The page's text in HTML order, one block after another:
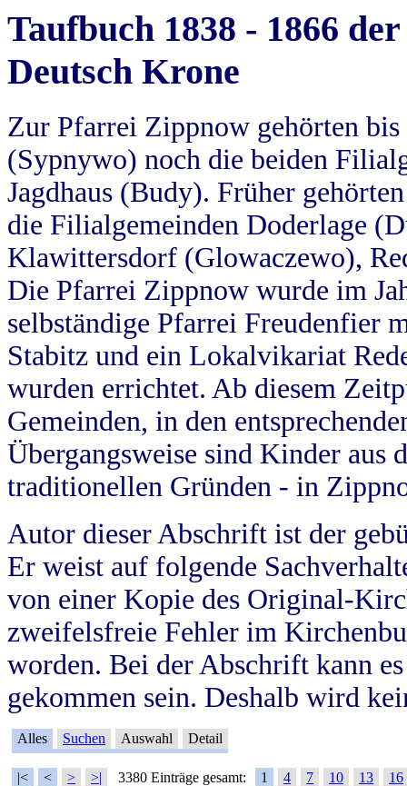
Taufbuch 1838 - 1866
Deutsch Krone
Zur Pfarrei Zippnow gehörten
(Sypnywo) noch die beiden
Jagdhaus (Budy). Früher
die Filialgemeinden Doderlage
Klawittersdorf (Glowaczewo),
Die Pfarrei Zippnow wurde im
selbständige Pfarrei Freudenfier
Stabitz und ein Lokalvikariat
wurden errichtet. Ab diesem
Gemeinden, in den
Übergangsweise sind Kinder aus
traditionellen Gründen - in
Autor dieser Abschrift ist der
Er weist auf folgende
von einer Kopie des Original-
zweifelsfreie Fehler im
worden. Bei der Abschrift kann
gekommen sein. Deshalb wird
Alles Suchen Auswahl Detail
|< < > >| 3380 Einträge gesamt: 1 4 7 10 13
16